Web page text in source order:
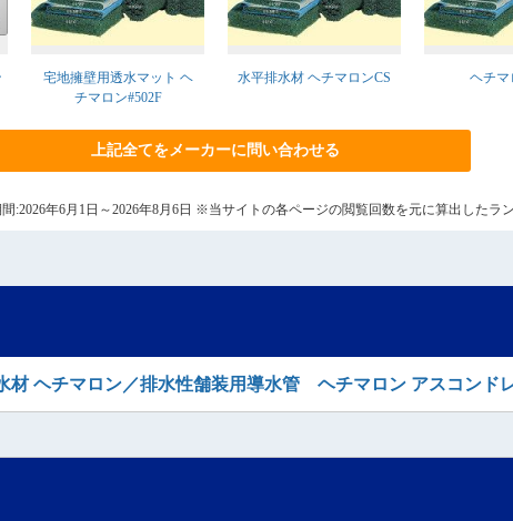
宅地擁壁用透水マット ヘ
チマロン#502F
水平排水材 ヘチマロンCS ヘチマ
上記全てをメーカーに問い合わせる
:2026年6月1日～2026年8月6日 ※当サイトの各ページの閲覧回数を元に算出したラ
材 ヘチマロン／排水性舗装用導水管 ヘチマロン アスコンド